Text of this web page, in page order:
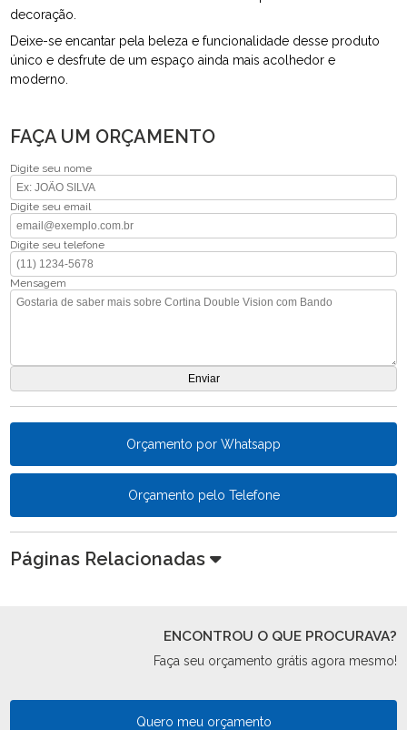
decoração.
Deixe-se encantar pela beleza e funcionalidade desse produto
único e desfrute de um espaço ainda mais acolhedor e
moderno.
FAÇA UM ORÇAMENTO
Digite seu nome
Digite seu email
Digite seu telefone
Mensagem
Orçamento por Whatsapp
Orçamento pelo Telefone
Páginas Relacionadas
ENCONTROU O QUE PROCURAVA?
Faça seu orçamento grátis agora mesmo!
Quero meu orçamento